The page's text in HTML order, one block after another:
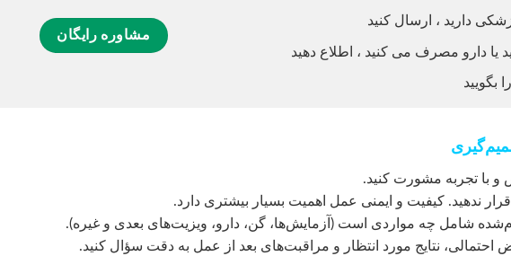
دارید ، ارسال کنید
یا دارو مصرف می کنید ، اطلاع دهید
بگویید
مشاوره رایگان
با تجربه مشورت کنید.
ندهید. کیفیت و ایمنی عمل اهمیت بسیار بیشتری دارد.
شامل چه مواردی است (آزمایش‌ها، گن، دارو، ویزیت‌های بعدی و غیره).
احتمالی، نتایج مورد انتظار و مراقبت‌های بعد از عمل به دقت سؤال کنید.